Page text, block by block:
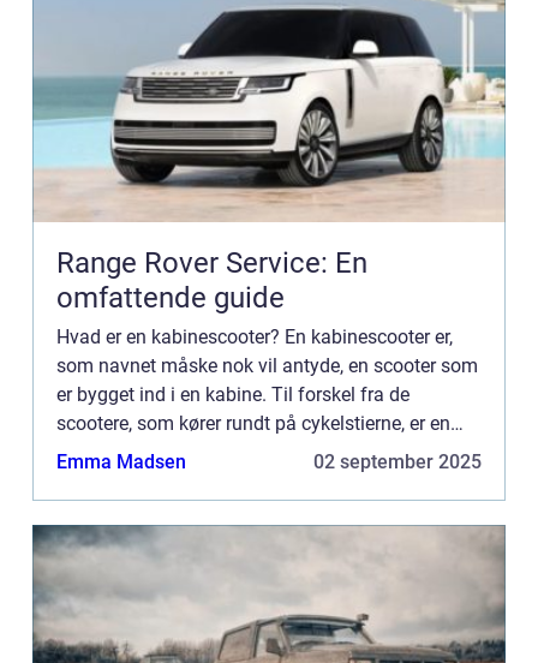
Range Rover Service: En
omfattende guide
Hvad er en kabinescooter? En kabinescooter er,
som navnet måske nok vil antyde, en scooter som
er bygget ind i en kabine. Til forskel fra de
scootere, som kører rundt på cykelstierne, er en
kabinescooter dog trehjulet. Før i tiden var
Emma Madsen 02 september 2025